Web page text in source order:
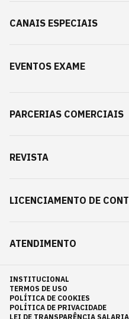
CANAIS ESPECIAIS
EVENTOS EXAME
PARCERIAS COMERCIAIS
REVISTA
LICENCIAMENTO DE
ATENDIMENTO
INSTITUCIONAL
TERMOS DE USO
POLÍTICA DE COOKIES
POLÍTICA DE PRIVACIDADE
LEI DE TRANSPARÊNCIA